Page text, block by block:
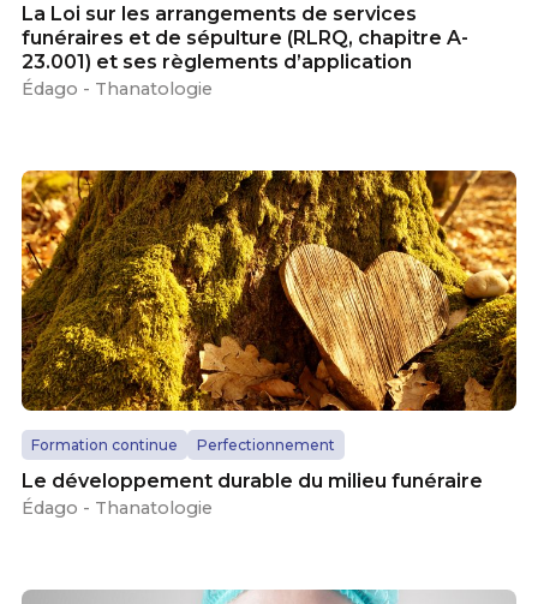
La Loi sur les arrangements de services
funéraires et de sépulture (RLRQ, chapitre A-
23.001) et ses règlements d’application
Édago - Thanatologie
Formation continue Perfectionnement
Le développement durable du milieu funéraire
Édago - Thanatologie